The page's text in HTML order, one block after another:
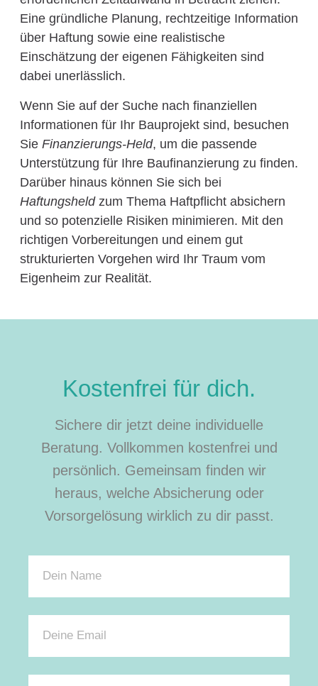
Eine gründliche Planung, rechtzeitige Information
über Haftung sowie eine realistische
Einschätzung der eigenen Fähigkeiten sind
dabei unerlässlich.
Wenn Sie auf der Suche nach finanziellen
Informationen für Ihr Bauprojekt sind, besuchen
Sie Finanzierungs-Held, um die passende
Unterstützung für Ihre Baufinanzierung zu finden.
Darüber hinaus können Sie sich bei
Haftungsheldzum Thema Haftpflicht absichern
und so potenzielle Risiken minimieren. Mit den
richtigen Vorbereitungen und einem gut
strukturierten Vorgehen wird Ihr Traum vom
Eigenheim zur Realität.
Kostenfrei für dich.
Sichere dir jetzt deine individuelle
Beratung. Vollkommen kostenfrei und
persönlich. Gemeinsam finden wir
heraus, welche Absicherung oder
Vorsorgelösung wirklich zu dir passt.